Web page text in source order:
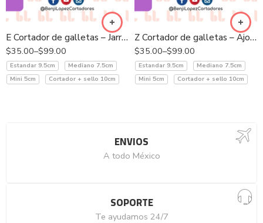
E Cortador de galletas – Jarrón cempasúchil
$35.00–$99.00
Estandar 9.5cm
Mediano 7.5cm
Mini 5cm
Cortador + sello 10cm
Z Cortador de galletas – Ajolote calavera
$35.00–$99.00
Estandar 9.5cm
Mediano 7.5cm
Mini 5cm
Cortador + sello 10cm
ENVIOS
A todo México
SOPORTE
Te ayudamos 24/7